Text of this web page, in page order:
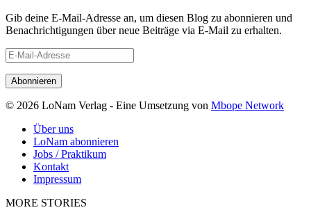
Gib deine E-Mail-Adresse an, um diesen Blog zu abonnieren und
Benachrichtigungen über neue Beiträge via E-Mail zu erhalten.
E-
Mail-
Adresse
© 2026 LoNam Verlag - Eine Umsetzung von Mbope Network
Über uns
LoNam abonnieren
Jobs / Praktikum
Kontakt
Impressum
MORE STORIES